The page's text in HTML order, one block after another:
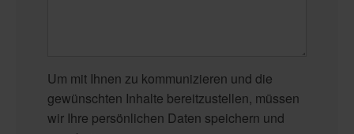
Um mit Ihnen zu kommunizieren und die
gewünschten Inhalte bereitzustellen, müssen
wir Ihre persönlichen Daten speichern und